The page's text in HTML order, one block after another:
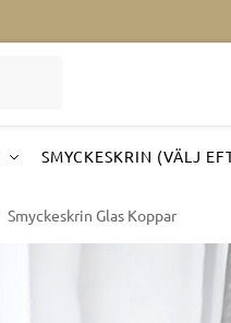
SMYCKESKRIN (VÄLJ
Smyckeskrin Glas Koppar